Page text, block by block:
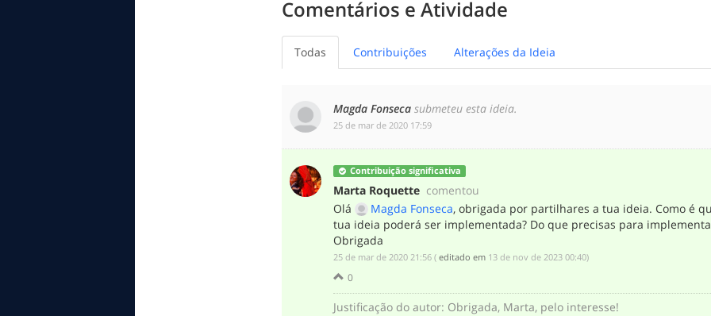
Comentários e Atividade
Todas Contribuições Alterações da Ideia
Magda Fonseca submeteu esta ideia.
‎25 de mar de 2020 17:59
Contribuição significativa
Marta Roquette comentou
Olá
Magda Fonseca, obrigada por partilhares a tua ideia. Como é
tua ideia poderá ser implementada? Do que precisas para
Obrigada
‎25 de mar de 2020 21:56 (editado em ‎13 de nov de 2023 00:40)
0
Justificação do autor: Obrigada, Marta, pelo interesse!